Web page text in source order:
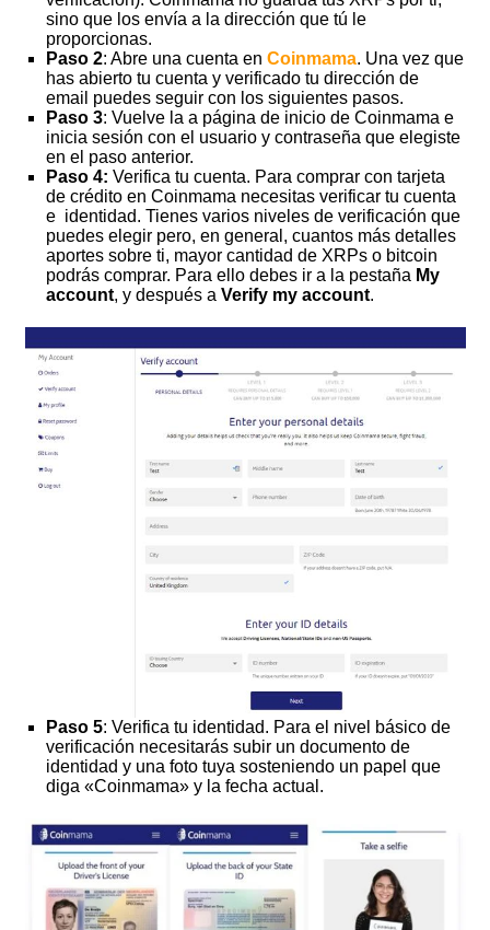
sino que los envía a la dirección que tú le
proporcionas.
Paso 2: Abre una cuenta enCoinmama. Una vez que
has abierto tu cuenta y verificado tu dirección de
email puedes seguir con los siguientes pasos.
Paso 3: Vuelve la a página de inicio de Coinmama e
inicia sesión con el usuario y contraseña que elegiste
en el paso anterior.
Paso 4: Verifica tu cuenta. Para comprar con tarjeta
de crédito en Coinmama necesitas verificar tu cuenta
e identidad. Tienes varios niveles de verificación que
puedes elegir pero, en general, cuantos más detalles
aportes sobre ti, mayor cantidad de XRPs o bitcoin
podrás comprar. Para ello debes ir a la pestaña My
account, y después aVerify my account.
Paso 5: Verifica tu identidad. Para el nivel básico de
verificación necesitarás subir un documento de
identidad y una foto tuya sosteniendo un papel que
diga «Coinmama» y la fecha actual.